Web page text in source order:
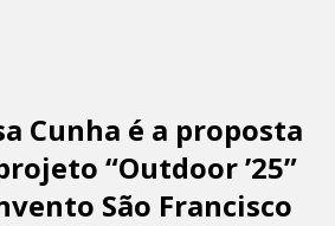
Cunha é a proposta
“Outdoor ’25”
São Francisco